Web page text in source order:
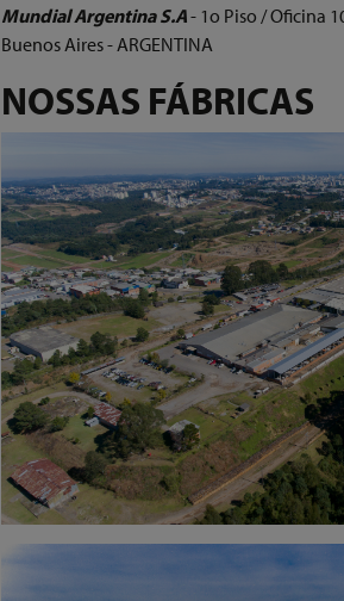
Mundial Argentina S.A- 1o Piso / Oficina
Buenos Aires - ARGENTINA
NOSSAS FÁBRICAS